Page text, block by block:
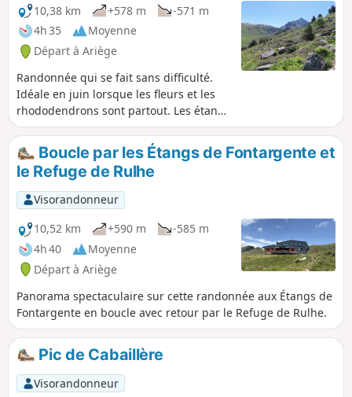
10,38 km
+578 m
-571 m
4h 35
Moyenne
Départ à Ariège
Randonnée qui se fait sans difficulté.
Idéale en juin lorsque les fleurs et les
rhododendrons sont partout. Les étangs
sont magnifiques. Préférer le deuxième
pour la baignade si le cœur vous en dit,
il y aura moins de monde. En été le site
peut être très fréquenté. Nous avons
préféré faire la boucle dans le sens
inverse des aiguilles d'une montre :
moins de monde et montée plus
régulière.
Boucle par les Étangs de Fontargente et
le Refuge de Rulhe
Visorandonneur
10,52 km
+590 m
-585 m
4h 40
Moyenne
Départ à Ariège
Panorama spectaculaire sur cette randonnée aux Étangs de
Fontargente en boucle avec retour par le Refuge de Rulhe.
Pic de Cabaillère
Visorandonneur